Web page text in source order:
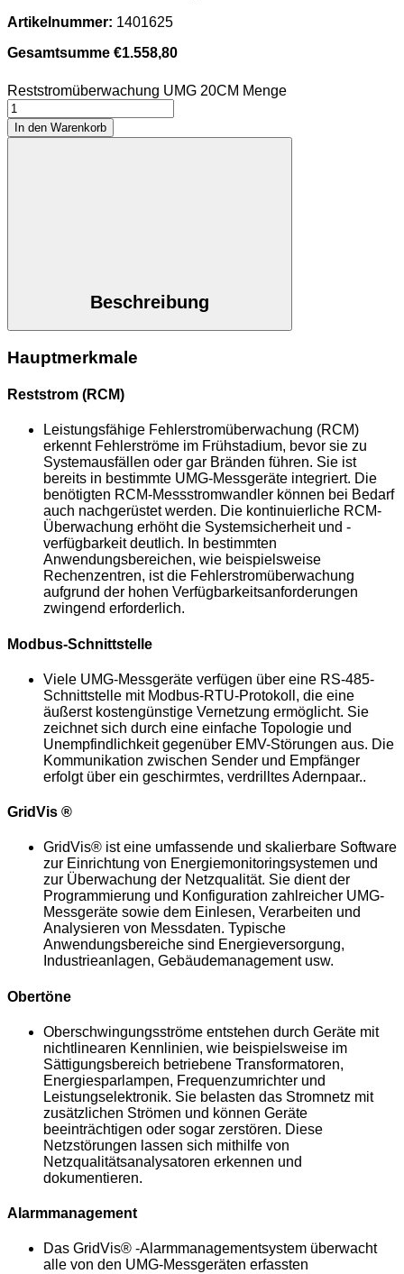
Artikelnummer: 1401625
Gesamtsumme €1.558,80
Reststromüberwachung UMG 20CM Menge
In den Warenkorb
Beschreibung
Hauptmerkmale
Reststrom (RCM)
Leistungsfähige Fehlerstromüberwachung (RCM)
erkennt Fehlerströme im Frühstadium, bevor sie zu
Systemausfällen oder gar Bränden führen. Sie ist
bereits in bestimmte UMG-Messgeräte integriert. Die
benötigten RCM-Messstromwandler können bei Bedarf
auch nachgerüstet werden. Die kontinuierliche RCM-
Überwachung erhöht die Systemsicherheit und -
verfügbarkeit deutlich. In bestimmten
Anwendungsbereichen, wie beispielsweise
Rechenzentren, ist die Fehlerstromüberwachung
aufgrund der hohen Verfügbarkeitsanforderungen
zwingend erforderlich.
Modbus-Schnittstelle
Viele UMG-Messgeräte verfügen über eine RS-485-
Schnittstelle mit Modbus-RTU-Protokoll, die eine
äußerst kostengünstige Vernetzung ermöglicht. Sie
zeichnet sich durch eine einfache Topologie und
Unempfindlichkeit gegenüber EMV-Störungen aus. Die
Kommunikation zwischen Sender und Empfänger
erfolgt über ein geschirmtes, verdrilltes Adernpaar..
GridVis ®
GridVis® ist eine umfassende und skalierbare Software
zur Einrichtung von Energiemonitoringsystemen und
zur Überwachung der Netzqualität. Sie dient der
Programmierung und Konfiguration zahlreicher UMG-
Messgeräte sowie dem Einlesen, Verarbeiten und
Analysieren von Messdaten. Typische
Anwendungsbereiche sind Energieversorgung,
Industrieanlagen, Gebäudemanagement usw.
Obertöne
Oberschwingungsströme entstehen durch Geräte mit
nichtlinearen Kennlinien, wie beispielsweise im
Sättigungsbereich betriebene Transformatoren,
Energiesparlampen, Frequenzumrichter und
Leistungselektronik. Sie belasten das Stromnetz mit
zusätzlichen Strömen und können Geräte
beeinträchtigen oder sogar zerstören. Diese
Netzstörungen lassen sich mithilfe von
Netzqualitätsanalysatoren erkennen und
dokumentieren.
Alarmmanagement
Das GridVis® -Alarmmanagementsystem überwacht
alle von den UMG-Messgeräten erfassten